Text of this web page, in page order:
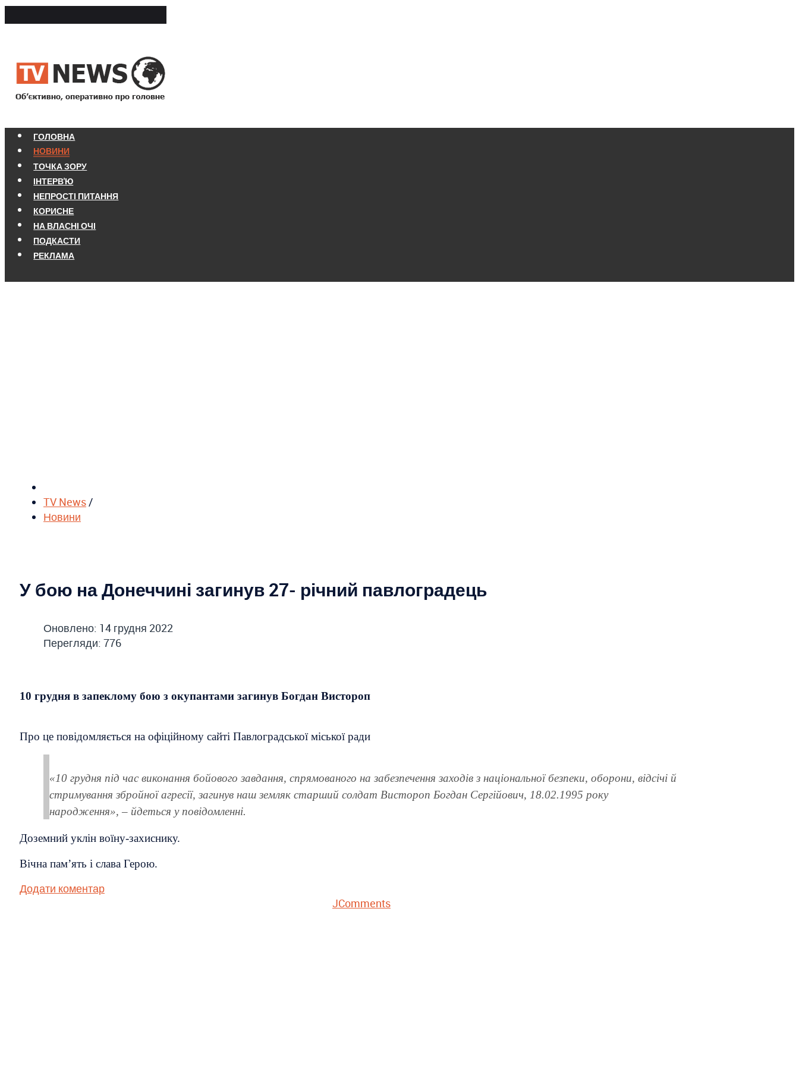
ГОЛОВНА
НОВИНИ
ТОЧКА ЗОРУ
ІНТЕРВ'Ю
НЕПРОСТІ ПИТАННЯ
КОРИСНЕ
НА ВЛАСНІ ОЧІ
ПОДКАСТИ
РЕКЛАМА
TV News /
Новини
У бою на Донеччині загинув 27- річний павлоградець
Оновлено: 14 грудня 2022
Перегляди: 776
10 грудня в запеклому бою з окупантами загинув Богдан Вистороп
Про це повідомляється на офіційному сайті Павлоградської міської ради
«10 грудня під час виконання бойового завдання, спрямованого на забезпечення заходів з національної безпеки, оборони, відсічі й
стримування збройної агресії, загинув наш земляк старший солдат Вистороп Богдан Сергійович, 18.02.1995 року
народження», – йдеться у повідомленні.
Доземний уклін воїну-захиснику.
Вічна пам’ять і слава Герою.
Додати коментар
JComments